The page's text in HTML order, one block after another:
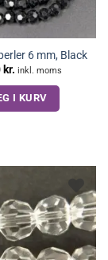
6 mm, Black
kr. inkl. moms
I KURV